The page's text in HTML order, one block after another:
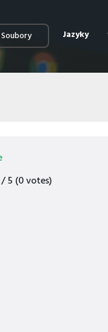
Soubory Jazyky
5 (0 votes)